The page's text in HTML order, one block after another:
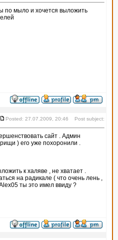
по мыло и хочется выложить
Posted: 27.07.2009, 20:46 Post subject:
сайт . Админ
) его уже похоронили .
к халяве , не хватает .
на радикале ( что очень лень ,
ты это имел ввиду ?